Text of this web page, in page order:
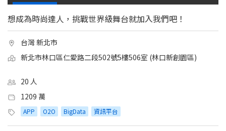
想成為時尚達人，挑戰世界級舞台就加入我們吧！
台灣 新北市
新北市林口區仁愛路二段502號5樓506室 (林口新創園區)
20 人
1209 萬
APP O2O BigData 資訊平台